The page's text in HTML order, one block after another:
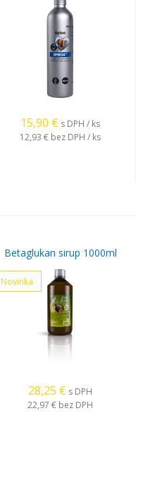
15,90 € s DPH / ks
12,93 € bez DPH / ks
Betaglukan sirup 1000ml
Novinka
28,25 € s DPH
22,97 € bez DPH